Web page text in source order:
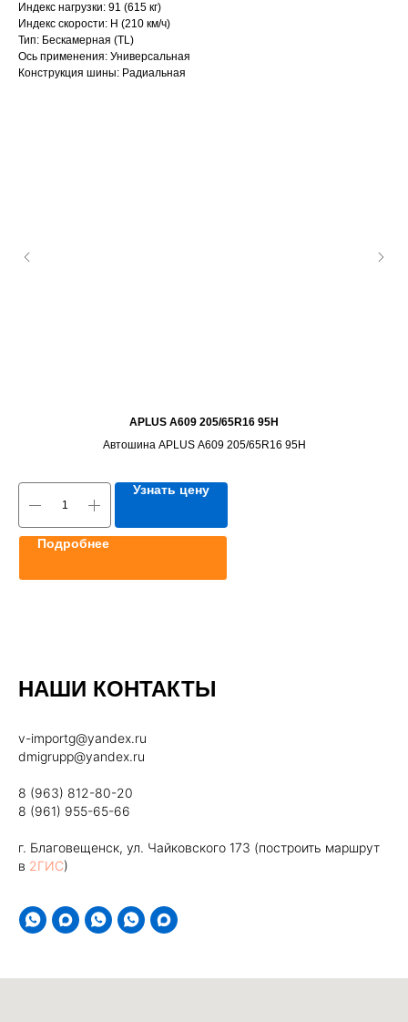
Индекс нагрузки: 91 (615 кг)
Индекс скорости: H (210 км/ч)
Тип: Бескамерная (TL)
Ось применения: Универсальная
Конструкция шины: Радиальная
APLUS A609 205/65R16 95H
Автошина APLUS A609 205/65R16 95H
Узнать цену
Подробнее
НАШИ КОНТАКТЫ
v-importg@yandex.ru
dmigrupp@yandex.ru
8 (963) 812-80-20
8 (961) 955-65-66
г. Благовещенск, ул. Чайковского 173 (построить маршрут
в 2ГИС)